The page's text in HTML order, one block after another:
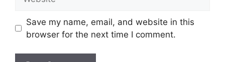
Save my name, email, and website in this
browser for the next time I comment.